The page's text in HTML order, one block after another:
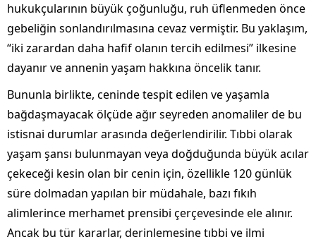
hukukçularının büyük çoğunluğu, ruh üflenmeden önce
gebeliğin sonlandırılmasına cevaz vermiştir. Bu yaklaşım,
“iki zarardan daha hafif olanın tercih edilmesi” ilkesine
dayanır ve annenin yaşam hakkına öncelik tanır.
Bununla birlikte, ceninde tespit edilen ve yaşamla
bağdaşmayacak ölçüde ağır seyreden anomaliler de bu
istisnai durumlar arasında değerlendirilir. Tıbbi olarak
yaşam şansı bulunmayan veya doğduğunda büyük acılar
çekeceği kesin olan bir cenin için, özellikle 120 günlük
süre dolmadan yapılan bir müdahale, bazı fıkıh
alimlerince merhamet prensibi çerçevesinde ele alınır.
Ancak bu tür kararlar, derinlemesine tıbbi ve ilmi